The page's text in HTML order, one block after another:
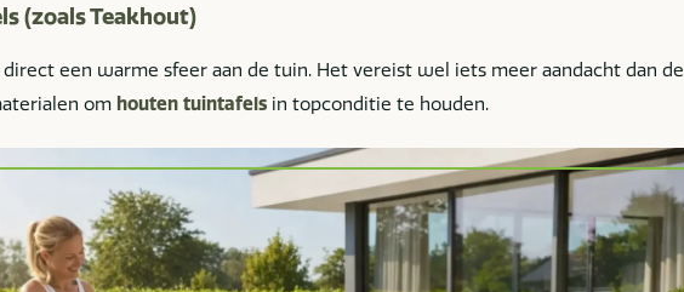
(zoals Teakhout)
een warme sfeer aan de tuin. Het vereist wel iets meer aandacht dan de
om houten tuintafels in topconditie te houden.